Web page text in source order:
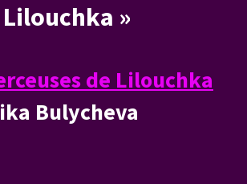
Lilouchka »
de Lilouchka
Bulycheva